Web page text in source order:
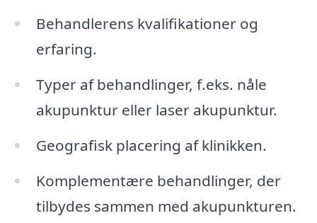
Behandlerens kvalifikationer og
erfaring.
Typer af behandlinger, f.eks. nåle
akupunktur eller laser akupunktur.
Geografisk placering af klinikken.
Komplementære behandlinger, der
tilbydes sammen med akupunkturen.